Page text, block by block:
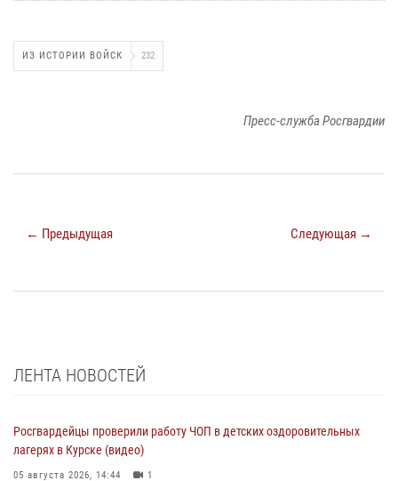
ИЗ ИСТОРИИ ВОЙСК 232
Пресс-служба Росгвардии
← Предыдущая Следующая →
ЛЕНТА НОВОСТЕЙ
Росгвардейцы проверили работу ЧОП в детских оздоровительных
лагерях в Курске (видео)
05 августа 2026, 14:44 1